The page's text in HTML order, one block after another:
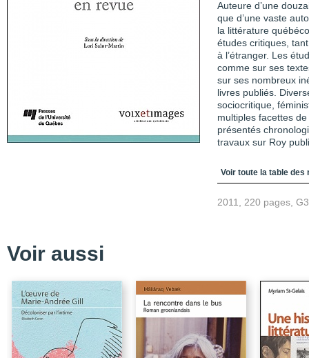
Auteure d’une
que d’une vaste
la littérature
études critiques,
à l’étranger. Les
comme sur ses
sur ses nombreux
livres publiés.
sociocritique,
multiples facettes
présentés
travaux sur Roy
Table des
Voir toute la table des
2011, 220 pages,
Voir aussi